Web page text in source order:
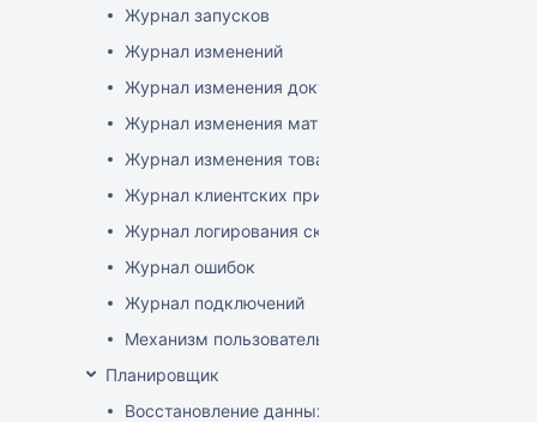
Журнал запусков
Журнал изменений
Журнал изменения документов
Журнал изменения матриц
Журнал изменения товаров
Журнал клиентских приложений
Журнал логирования сканирований штрихкодов
Журнал ошибок
Журнал подключений
Механизм пользовательского логирования
Планировщик
Восстановление данных